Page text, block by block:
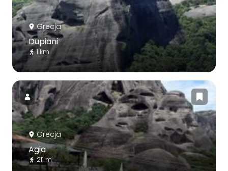
Grecja
Dupiani
1 km
Grecja
Agia
211 m